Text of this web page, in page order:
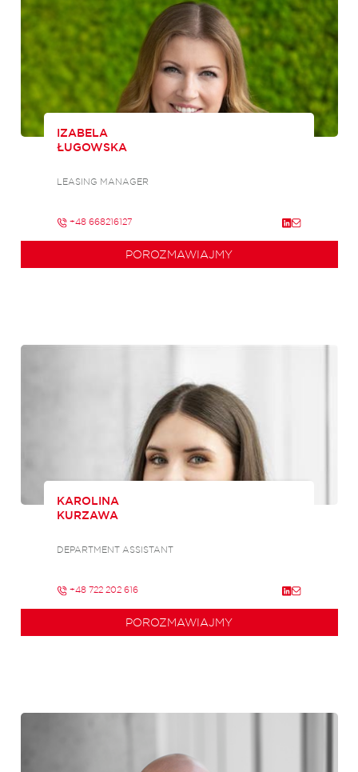
IZABELA
ŁUGOWSKA
LEASING MANAGER
+48 668216127
POROZMAWIAJMY
KAROLINA
KURZAWA
DEPARTMENT ASSISTANT
+48 722 202 616
POROZMAWIAJMY